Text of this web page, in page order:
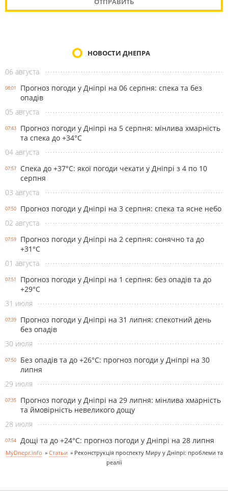
НОВОСТИ ДНЕПРА
06 августа
08:01
Прогноз погоди у Дніпрі на 06 серпня: спека та без
опадів
05 августа
07:43
Прогноз погоди у Дніпрі на 5 серпня: мінлива хмарність
та спека до +34°С
04 августа
07:57
Спека до +37°С: якої погоди чекати у Дніпрі з 4 по 10
серпня
03 августа
07:50
Прогноз погоди у Дніпрі на 3 серпня: спека та ясне небо
02 августа
07:59
Прогноз погоди у Дніпрі на 2 серпня: сонячно та до
+31°С
01 августа
07:51
Прогноз погоди у Дніпрі на 1 серпня: без опадів та до
+29°С
31 июля
07:39
Прогноз погоди у Дніпрі на 31 липня: спекотний день
без опадів
30 июля
07:50
Без опадів та до +26°С: прогноз погоди у Дніпрі на 30
липня
29 июля
07:35
Прогноз погоди у Дніпрі на 29 липня: мінлива хмарність
та ймовірність невеликого дощу
28 июля
07:54 Дощі та до +24°С: прогноз погоди у Дніпрі на 28 липня
MyDnepr.info » Статьи » Реконструкція проспекту Миру у Дніпрі: проблеми та
реалії